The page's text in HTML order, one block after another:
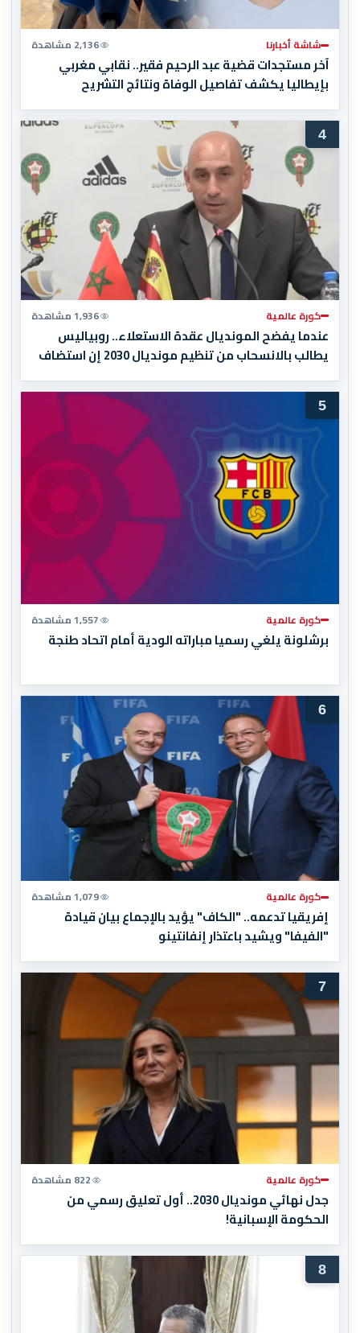
شاشة أخبارنا 2,136 مشاهدة
آخر مستجدات قضية عبد الرحيم فقير.. نقابي مغربي
بإيطاليا يكشف تفاصيل الوفاة ونتائج التشريح
4
كورة عالمية 1,936 مشاهدة
عندما يفضح المونديال عقدة الاستعلاء.. روبياليس
يطالب بالانسحاب من تنظيم مونديال 2030 إن استضاف
5
كورة عالمية 1,557 مشاهدة
برشلونة يلغي رسميا مباراته الودية أمام اتحاد طنجة
6
كورة عالمية 1,079 مشاهدة
إفريقيا تدعمه.. "الكاف" يؤيد بالإجماع بيان قيادة
"الفيفا" ويشيد باعتذار إنفانتينو
7
كورة عالمية 822 مشاهدة
جدل نهائي مونديال 2030.. أول تعليق رسمي من
الحكومة الإسبانية!
8